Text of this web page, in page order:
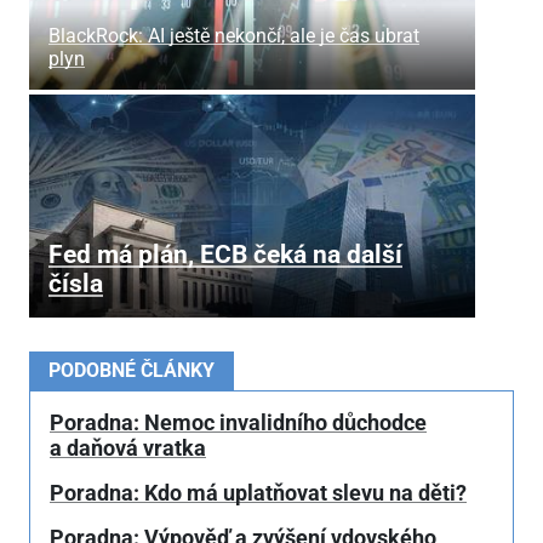
BlackRock: AI ještě nekončí, ale je čas ubrat
plyn
Fed má plán, ECB čeká na další
čísla
PODOBNÉ ČLÁNKY
Poradna: Nemoc invalidního důchodce
a daňová vratka
Poradna: Kdo má uplatňovat slevu na děti?
Poradna: Výpověď a zvýšení vdovského